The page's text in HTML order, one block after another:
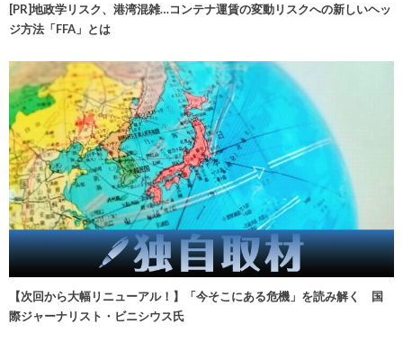
[PR]地政学リスク、港湾混雑…コンテナ運賃の変動リスクへの新しいヘッ
ジ方法「FFA」とは
【次回から大幅リニューアル！】「今そこにある危機」を読み解く 国
際ジャーナリスト・ビニシウス氏